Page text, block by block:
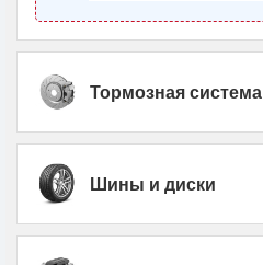
Тормозная система
Шины и диски